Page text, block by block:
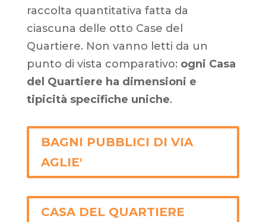
raccolta quantitativa fatta da
ciascuna delle otto Case del
Quartiere. Non vanno letti da un
punto di vista comparativo: ogni Casa
del Quartiere ha dimensioni e
tipicità specifiche uniche.
BAGNI PUBBLICI DI VIA
AGLIE'
CASA DEL QUARTIERE